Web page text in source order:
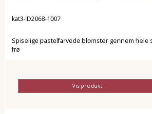
kat3-ID2068-1007
Spiselige pastelfarvede blomster gennem hele
frø
Vis produkt